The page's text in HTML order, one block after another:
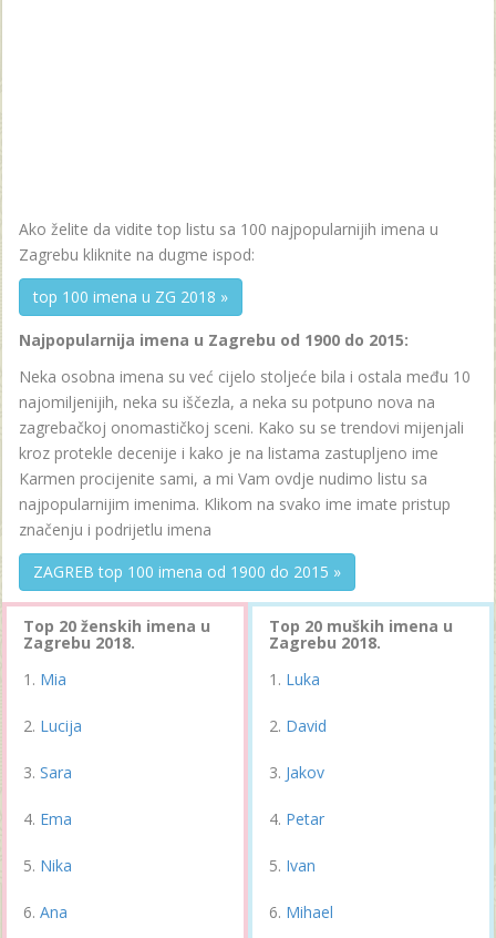
Ako želite da vidite top listu sa 100 najpopularnijih imena u
Zagrebu kliknite na dugme ispod:
top 100 imena u ZG 2018 »
Najpopularnija imena u Zagrebu od 1900 do 2015:
Neka osobna imena su već cijelo stoljeće bila i ostala među 10
najomiljenijih, neka su iščezla, a neka su potpuno nova na
zagrebačkoj onomastičkoj sceni. Kako su se trendovi mijenjali
kroz protekle decenije i kako je na listama zastupljeno ime
Karmen procijenite sami, a mi Vam ovdje nudimo listu sa
najpopularnijim imenima. Klikom na svako ime imate pristup
značenju i podrijetlu imena
ZAGREB top 100 imena od 1900 do 2015 »
Top 20 ženskih imena u
Zagrebu 2018.
Mia
Lucija
Sara
Ema
Nika
Ana
Top 20 muških imena u
Zagrebu 2018.
Luka
David
Jakov
Petar
Ivan
Mihael